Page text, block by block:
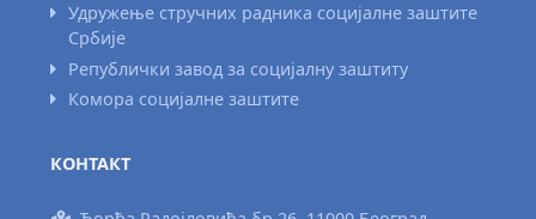
Удружење стручних радника социјалне заштите
Србије
Републички завод за социјалну заштиту
Комора социјалне заштите
КОНТАКТ